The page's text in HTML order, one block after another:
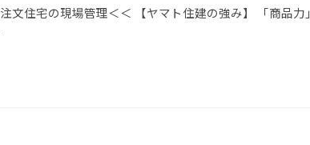
住宅の現場管理＜＜ 【ヤマト住建の強み】 「商品力」